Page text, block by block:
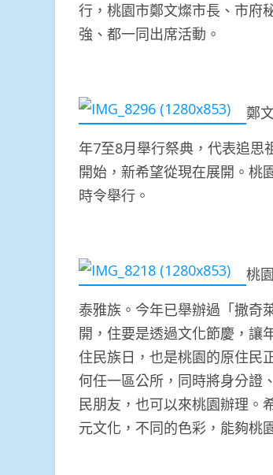
行，桃園市鄭文燦市長、市府
強、都一同出席活動。
鄭
年7至8月舉行祭典，代表追
開始，新希望從現在展開。桃
時令舉行。
桃
泰雅族。今年已舉辦過「撒奇
開，住要是透過文化節慶，讓
住民族日，也是桃園的原住民
何任一區公所，同時將身分證
民朋友，也可以來桃園辦理。
元文化，不同的色彩，能夠桃